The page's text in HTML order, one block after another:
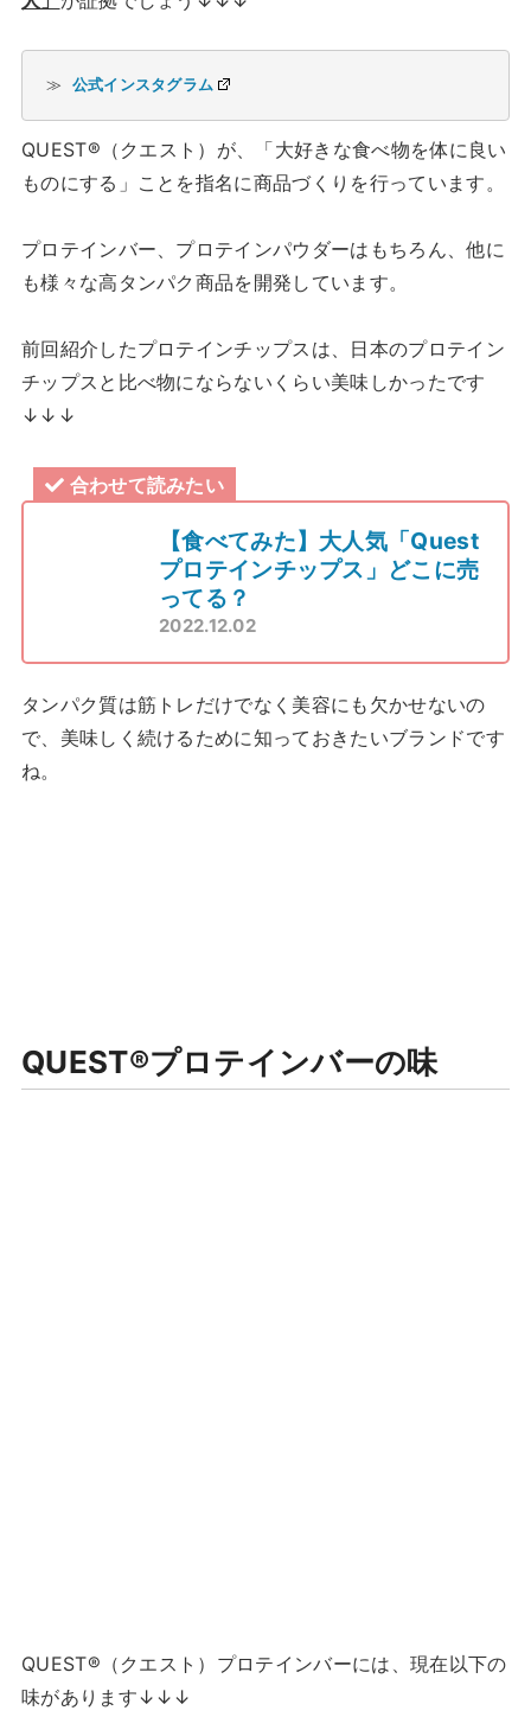
≫ 公式インスタグラム
QUEST®（クエスト）が、「大好きな食べ物を体に良い
ものにする」ことを指名に商品づくりを行っています。
プロテインバー、プロテインパウダーはもちろん、他に
も様々な高タンパク商品を開発しています。
前回紹介したプロテインチップスは、日本のプロテイン
チップスと比べ物にならないくらい美味しかったです
↓↓↓
合わせて読みたい
【食べてみた】大人気「Quest
プロテインチップス」どこに売
ってる？
2022.12.02
タンパク質は筋トレだけでなく美容にも欠かせないの
で、美味しく続けるために知っておきたいブランドです
ね。
QUEST®プロテインバーの味
QUEST®（クエスト）プロテインバーには、現在以下の
味があります↓↓↓